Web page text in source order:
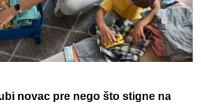
novac pre nego što stigne na